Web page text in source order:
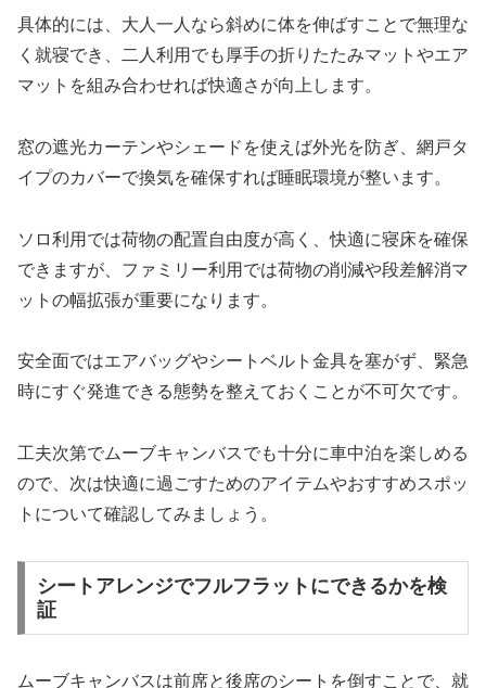
具体的には、大人一人なら斜めに体を伸ばすことで無理な
く就寝でき、二人利用でも厚手の折りたたみマットやエア
マットを組み合わせれば快適さが向上します。
窓の遮光カーテンやシェードを使えば外光を防ぎ、網戸タ
イプのカバーで換気を確保すれば睡眠環境が整います。
ソロ利用では荷物の配置自由度が高く、快適に寝床を確保
できますが、ファミリー利用では荷物の削減や段差解消マ
ットの幅拡張が重要になります。
安全面ではエアバッグやシートベルト金具を塞がず、緊急
時にすぐ発進できる態勢を整えておくことが不可欠です。
工夫次第でムーブキャンバスでも十分に車中泊を楽しめる
ので、次は快適に過ごすためのアイテムやおすすめスポッ
トについて確認してみましょう。
シートアレンジでフルフラットにできるかを検
証
ムーブキャンバスは前席と後席のシートを倒すことで、就